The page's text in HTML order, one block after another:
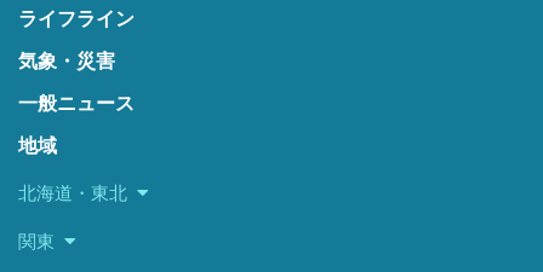
ライフライン
気象・災害
一般ニュース
地域
北海道・東北
関東